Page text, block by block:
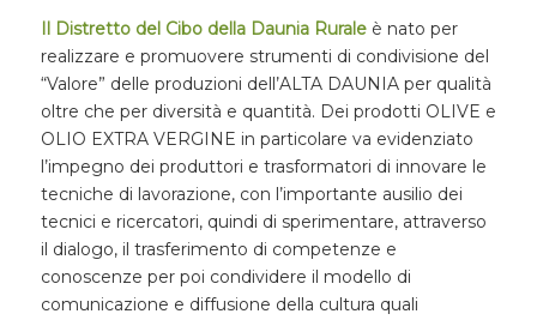
Il Distretto del Cibo della Daunia Ruraleè nato per
realizzare e promuovere strumenti di condivisione del
“Valore” delle produzioni dell’ALTA DAUNIA per qualità
oltre che per diversità e quantità. Dei prodotti OLIVE e
OLIO EXTRA VERGINE in particolare va evidenziato
l’impegno dei produttori e trasformatori di innovare le
tecniche di lavorazione, con l’importante ausilio dei
tecnici e ricercatori, quindi di sperimentare, attraverso
il dialogo, il trasferimento di competenze e
conoscenze per poi condividere il modello di
comunicazione e diffusione della cultura quali